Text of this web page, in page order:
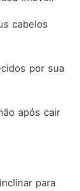
cabelos
por sua
após cair
para